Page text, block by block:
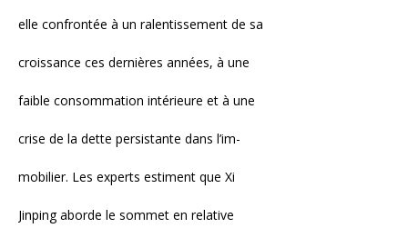
elle confrontée à un ralentissement de sa
croissance ces dernières années, à une
faible consommation intérieure et à une
crise de la dette persistante dans l’im-
mobilier. Les experts estiment que Xi
Jinping aborde le sommet en relative